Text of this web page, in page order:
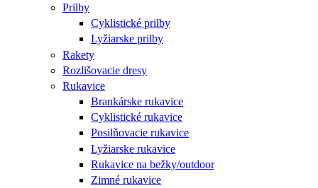
Prilby
Cyklistické prilby
Lyžiarske prilby
Rakety
Rozlišovacie dresy
Rukavice
Brankárske rukavice
Cyklistické rukavice
Posilňovacie rukavice
Lyžiarske rukavice
Rukavice na bežky/outdoor
Zimné rukavice